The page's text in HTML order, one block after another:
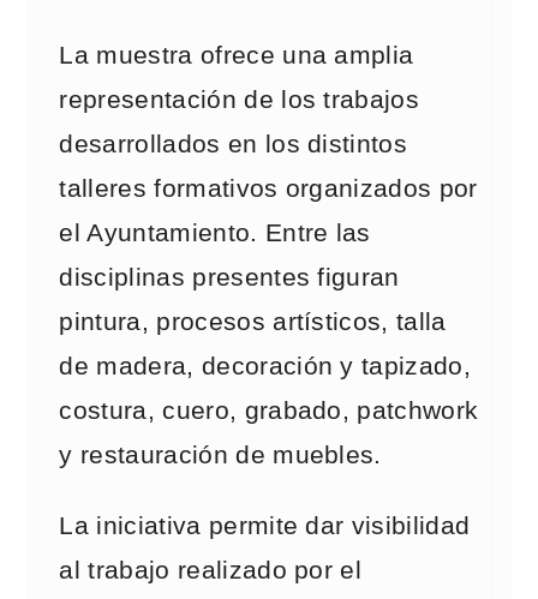
La muestra ofrece una amplia
representación de los trabajos
desarrollados en los distintos
talleres formativos organizados por
el Ayuntamiento. Entre las
disciplinas presentes figuran
pintura, procesos artísticos, talla
de madera, decoración y tapizado,
costura, cuero, grabado, patchwork
y restauración de muebles.
La iniciativa permite dar visibilidad
al trabajo realizado por el